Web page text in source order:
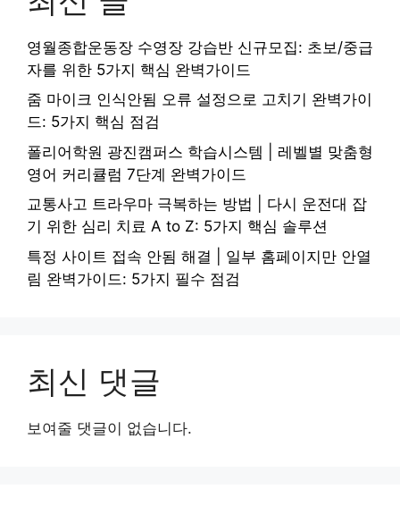
영월종합운동장 수영장 강습반 신규모집: 초보/중급
자를 위한 5가지 핵심 완벽가이드
줌 마이크 인식안됨 오류 설정으로 고치기 완벽가이
드: 5가지 핵심 점검
폴리어학원 광진캠퍼스 학습시스템 | 레벨별 맞춤형
영어 커리큘럼 7단계 완벽가이드
교통사고 트라우마 극복하는 방법 | 다시 운전대 잡
기 위한 심리 치료 A to Z: 5가지 핵심 솔루션
특정 사이트 접속 안됨 해결 | 일부 홈페이지만 안열
림 완벽가이드: 5가지 필수 점검
최신 댓글
보여줄 댓글이 없습니다.